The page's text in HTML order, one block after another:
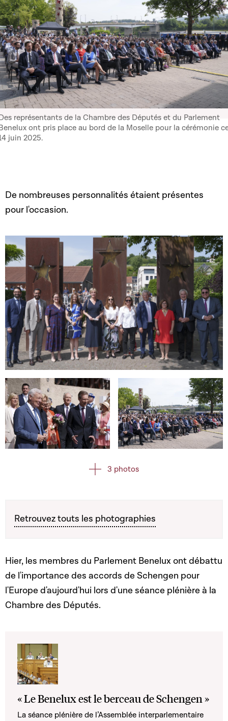
représentants de la Chambre des Députés et du Parlement
ont pris place au bord de la Moselle pour la cérémonie
juin 2025.
De nombreuses personnalités étaient présentes
pour l'occasion.
Open image in gallery
Open image in gallery Open image in gallery
3 photos
Retrouvez touts les photographies
Hier, les membres du Parlement Benelux ont débattu
de l'importance des accords de Schengen pour
l'Europe d'aujourd'hui lors d'une séance plénière à la
Chambre des Députés.
« Le Benelux est le berceau de Schengen »
La séance plénière de l’Assemblée interparlementaire